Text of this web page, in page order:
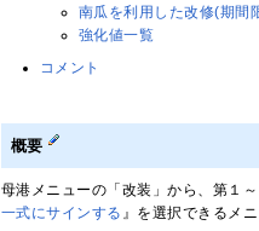
南瓜を利用した改修(期間
強化値一覧
コメント
概要
母港メニューの「改装」から、第１
一式にサインする 』を選択できるメニ